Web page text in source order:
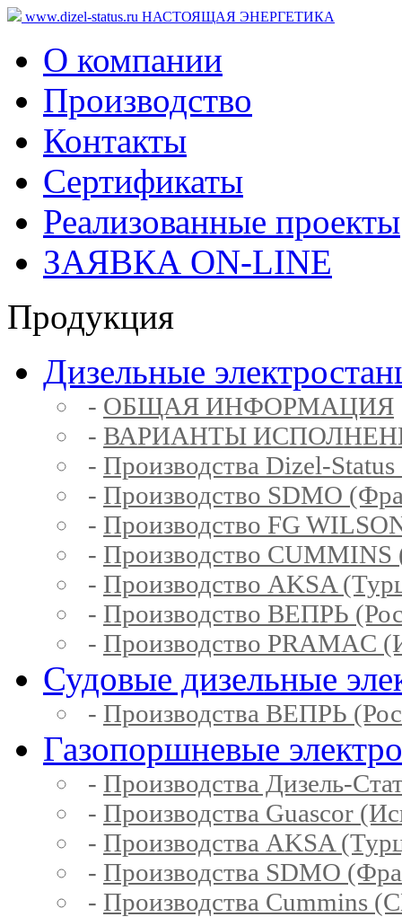
www.dizel-status.ru НАСТОЯЩАЯ ЭНЕРГЕТИКА
О компании
Производство
Контакты
Сертификаты
Реализованные проекты
ЗАЯВКА ON-LINE
Продукция
Дизельные
- ОБЩАЯ ИНФОРМАЦИЯ
- ВАРИАНТЫ
- Производства Dizel-
- Производство SDMO
- Производство FG
- Производство CUMMINS
- Производство AKSA
- Производство ВЕПРЬ
- Производство PRAMAC
Судовые дизельные
- Производства ВЕПРЬ
Газопоршневые
- Производства Дизель-
- Производства Guascor
- Производства AKSA
- Производства SDMO
- Производства Cummins